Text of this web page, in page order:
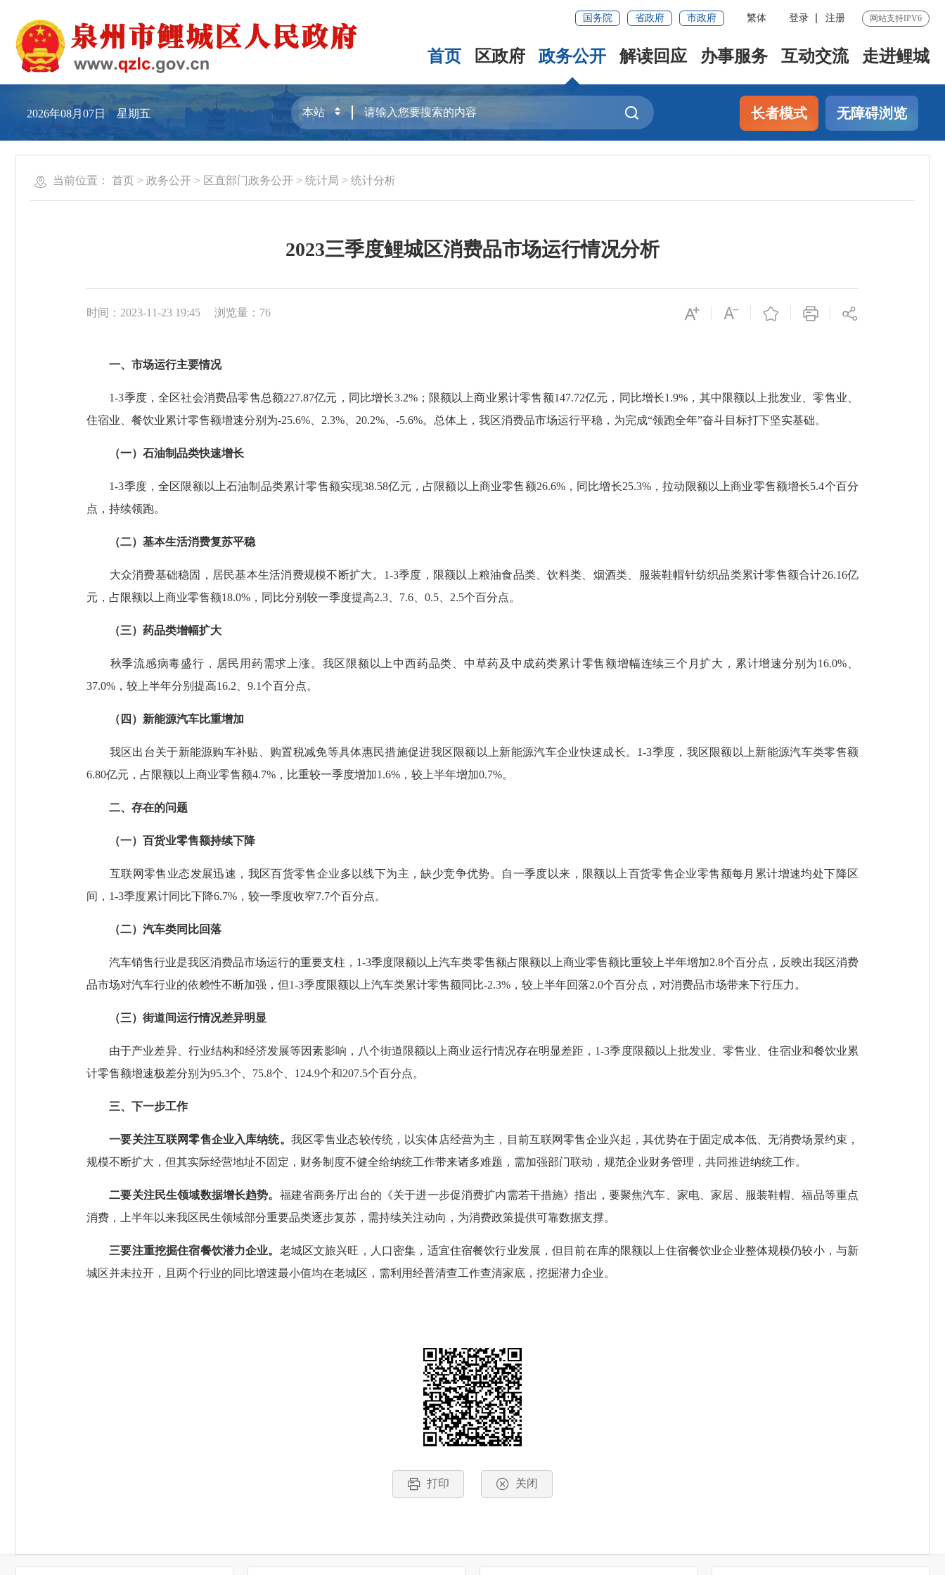
国务院 省政府 市政府 繁体 登录 注册 网站支持IPV6
首页 区政府 政务公开 解读回应 办事服务 互动交流 走进鲤城
2026年08月07日 星期五 长者模式 无障碍浏览
当前位置： 首页 > 政务公开 > 区直部门政务公开 > 统计局 > 统计分析
2023三季度鲤城区消费品市场运行情况分析
时间：2023-11-23 19:45 浏览量： 76
一、市场运行主要情况
1-3季度，全区社会消费品零售总额227.87亿元，同比增长3.2%；限额以上商业累计零售额147.72亿元，同比增长1.9%，其中限额以上批发业、零售业、
住宿业、餐饮业累计零售额增速分别为-25.6%、2.3%、20.2%、-5.6%。总体上，我区消费品市场运行平稳，为完成“领跑全年”奋斗目标打下坚实基础。
（一）石油制品类快速增长
1-3季度，全区限额以上石油制品类累计零售额实现38.58亿元，占限额以上商业零售额26.6%，同比增长25.3%，拉动限额以上商业零售额增长5.4个百分
点，持续领跑。
（二）基本生活消费复苏平稳
大众消费基础稳固，居民基本生活消费规模不断扩大。1-3季度，限额以上粮油食品类、饮料类、烟酒类、服装鞋帽针纺织品类累计零售额合计26.16亿
元，占限额以上商业零售额18.0%，同比分别较一季度提高2.3、7.6、0.5、2.5个百分点。
（三）药品类增幅扩大
秋季流感病毒盛行，居民用药需求上涨。我区限额以上中西药品类、中草药及中成药类累计零售额增幅连续三个月扩大，累计增速分别为16.0%、
37.0%，较上半年分别提高16.2、9.1个百分点。
（四）新能源汽车比重增加
我区出台关于新能源购车补贴、购置税减免等具体惠民措施促进我区限额以上新能源汽车企业快速成长。1-3季度，我区限额以上新能源汽车类零售额
6.80亿元，占限额以上商业零售额4.7%，比重较一季度增加1.6%，较上半年增加0.7%。
二、存在的问题
（一）百货业零售额持续下降
互联网零售业态发展迅速，我区百货零售企业多以线下为主，缺少竞争优势。自一季度以来，限额以上百货零售企业零售额每月累计增速均处下降区
间，1-3季度累计同比下降6.7%，较一季度收窄7.7个百分点。
（二）汽车类同比回落
汽车销售行业是我区消费品市场运行的重要支柱，1-3季度限额以上汽车类零售额占限额以上商业零售额比重较上半年增加2.8个百分点，反映出我区消费
品市场对汽车行业的依赖性不断加强，但1-3季度限额以上汽车类累计零售额同比-2.3%，较上半年回落2.0个百分点，对消费品市场带来下行压力。
（三）街道间运行情况差异明显
由于产业差异、行业结构和经济发展等因素影响，八个街道限额以上商业运行情况存在明显差距，1-3季度限额以上批发业、零售业、住宿业和餐饮业累
计零售额增速极差分别为95.3个、75.8个、124.9个和207.5个百分点。
三、下一步工作
一要关注互联网零售企业入库纳统。 我区零售业态较传统，以实体店经营为主，目前互联网零售企业兴起，其优势在于固定成本低、无消费场景约束，
规模不断扩大，但其实际经营地址不固定，财务制度不健全给纳统工作带来诸多难题，需加强部门联动，规范企业财务管理，共同推进纳统工作。
二要关注民生领域数据增长趋势。 福建省商务厅出台的《关于进一步促消费扩内需若干措施》指出，要聚焦汽车、家电、家居、服装鞋帽、福品等重点
消费，上半年以来我区民生领域部分重要品类逐步复苏，需持续关注动向，为消费政策提供可靠数据支撑。
三要注重挖掘住宿餐饮潜力企业。 老城区文旅兴旺，人口密集，适宜住宿餐饮行业发展，但目前在库的限额以上住宿餐饮业企业整体规模仍较小，与新
城区并未拉开，且两个行业的同比增速最小值均在老城区，需利用经普清查工作查清家底，挖掘潜力企业。
打印 关闭